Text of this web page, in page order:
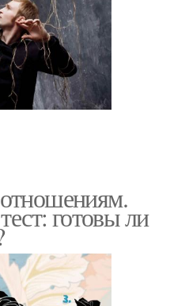
отношениям.
готовы ли